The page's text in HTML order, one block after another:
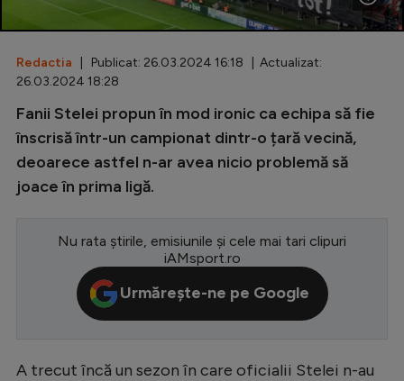
Inedit
Clasamente
Champions League
Europa League
CM 2026
Premier League
Serie A
Redactia | Publicat: 26.03.2024 16:18 | Actualizat:
26.03.2024 18:28
Fanii Stelei propun în mod ironic ca echipa să fie
înscrisă într-un campionat dintr-o țară vecină,
deoarece astfel n-ar avea nicio problemă să
joace în prima ligă.
Nu rata știrile, emisiunile și cele mai tari clipuri
iAMsport.ro
Urmărește-ne pe Google
A trecut încă un sezon în care oficialii Stelei n-au